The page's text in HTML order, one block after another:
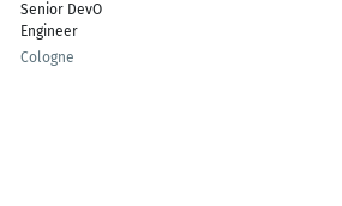
Senior DevOps
Engineer
Cologne